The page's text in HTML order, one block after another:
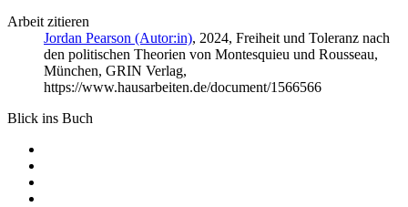
Arbeit zitieren
Jordan Pearson (Autor:in), 2024, Freiheit und Toleranz nach
den politischen Theorien von Montesquieu und Rousseau,
München, GRIN Verlag,
https://www.hausarbeiten.de/document/1566566
Blick ins Buch